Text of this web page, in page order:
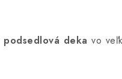
podsedlová deka vo